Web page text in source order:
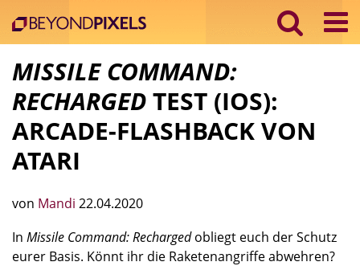
MISSILE COMMAND:
RECHARGEDTEST (IOS):
ARCADE-FLASHBACK VON
ATARI
von Mandi 22.04.2020
In Missile Command: Rechargedobliegt euch der Schutz
eurer Basis. Könnt ihr die Raketenangriffe abwehren?